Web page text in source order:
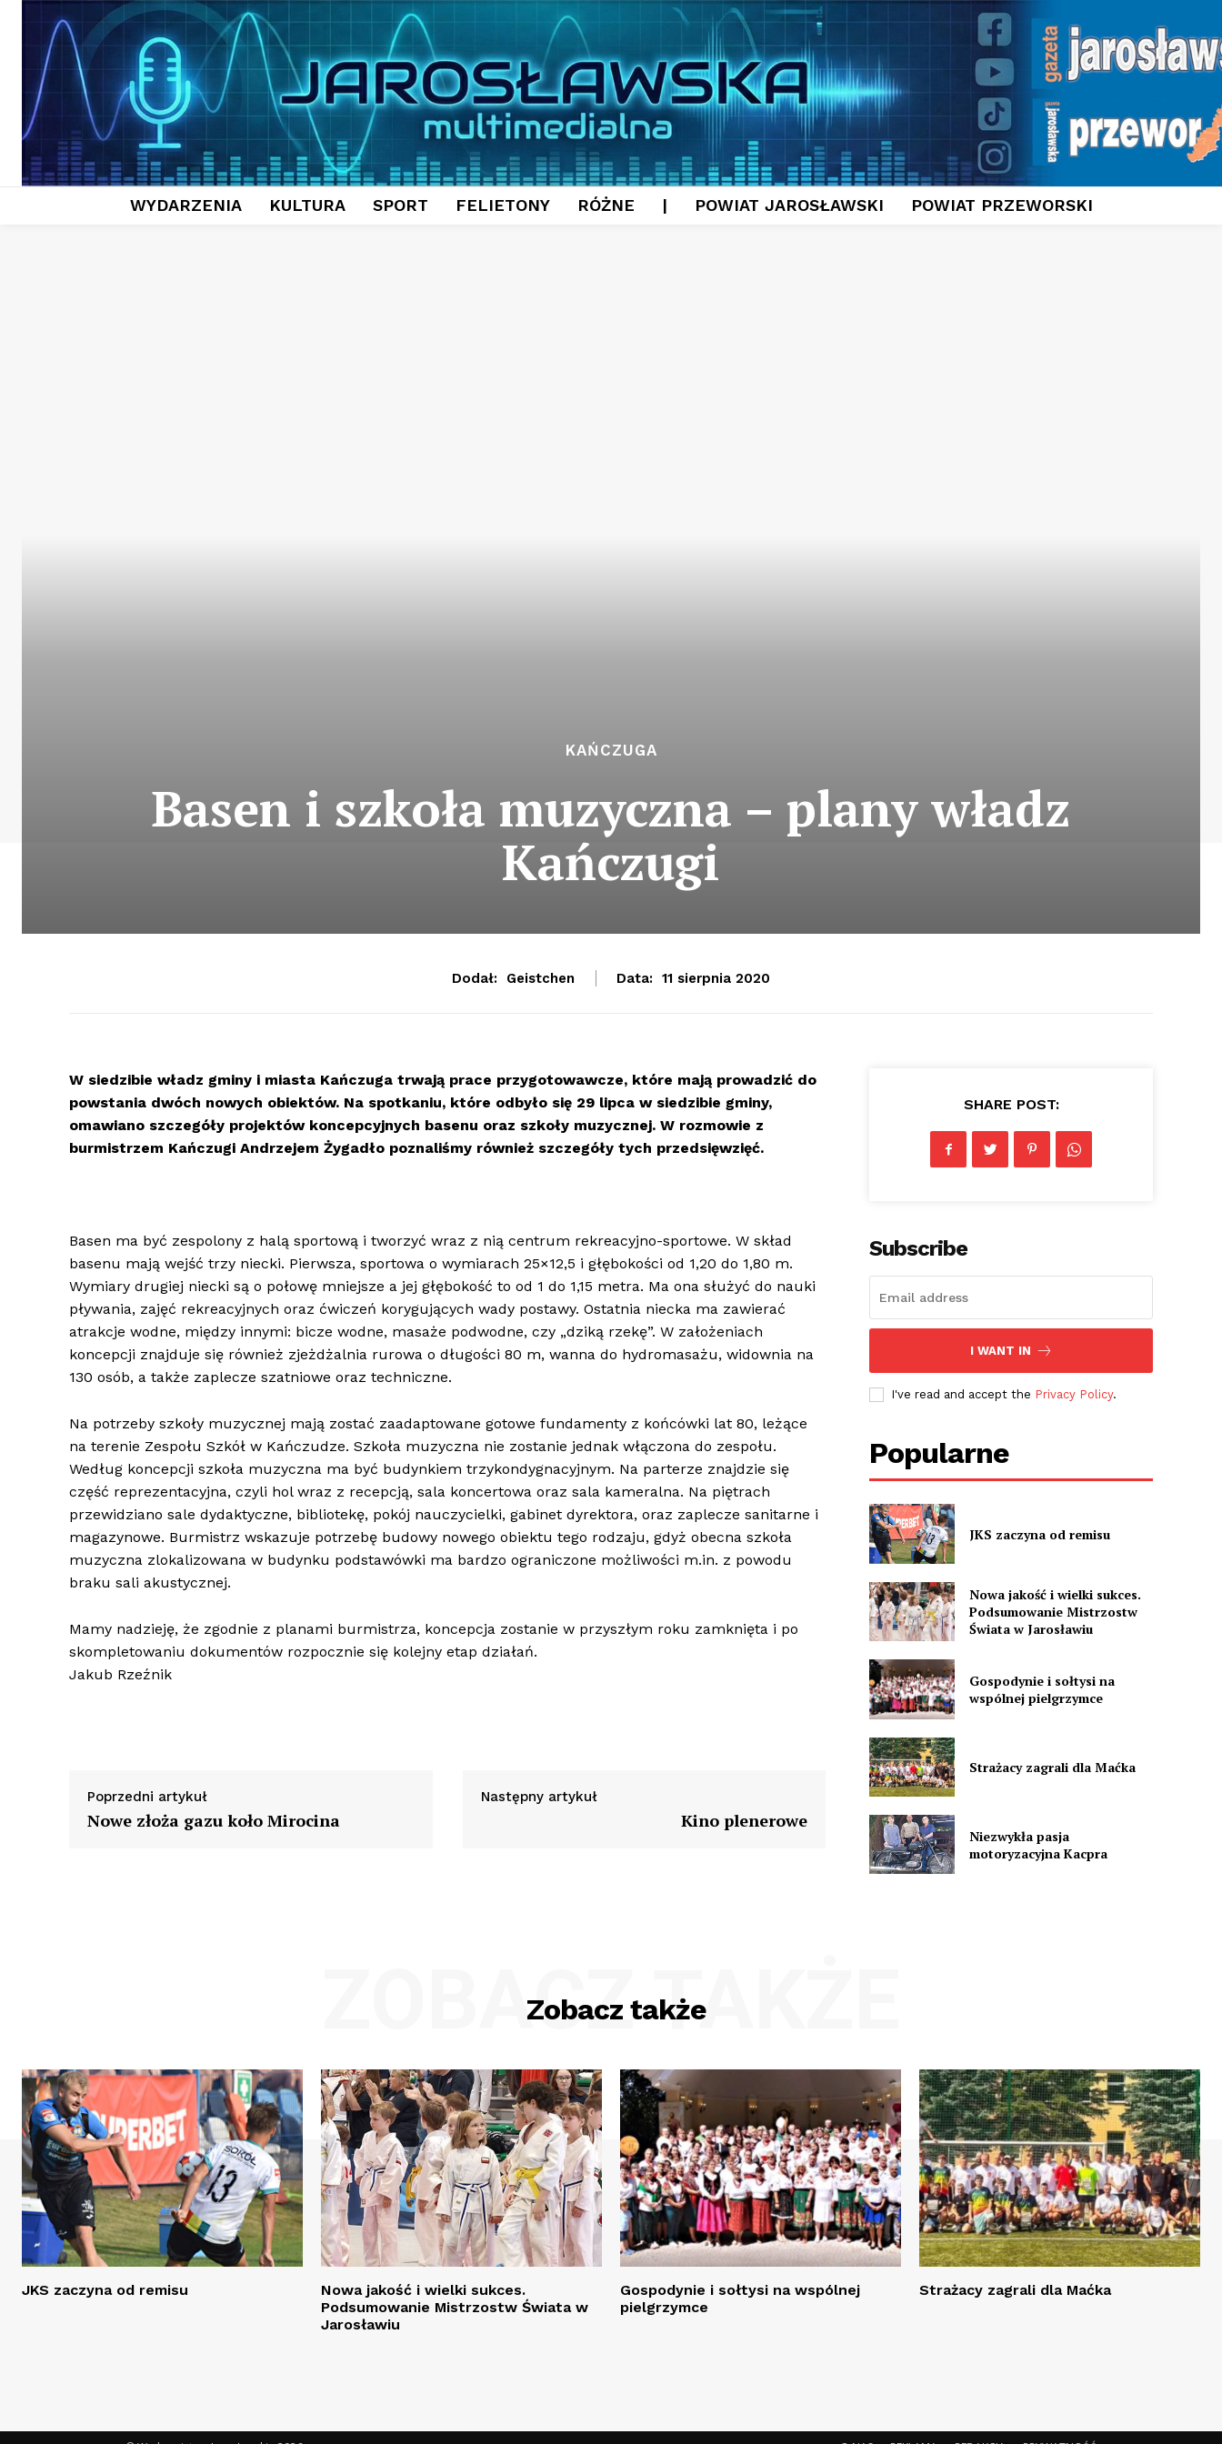
WYDARZENIA KULTURA SPORT FELIETONY RÓŻNE | POWIAT JAROSŁAWSKI POWIAT PRZEWORSKI
KAŃCZUGA
Basen i szkoła muzyczna – plany władz
Kańczugi
Dodał: Geistchen Data: 11 sierpnia 2020
W siedzibie władz gminy i miasta Kańczuga trwają prace przygotowawcze, które mają prowadzić do
powstania dwóch nowych obiektów. Na spotkaniu, które odbyło się 29 lipca w siedzibie gminy,
omawiano szczegóły projektów koncepcyjnych basenu oraz szkoły muzycznej. W rozmowie z
burmistrzem Kańczugi Andrzejem Żygadło poznaliśmy również szczegóły tych przedsięwzięć.
Basen ma być zespolony z halą sportową i tworzyć wraz z nią centrum rekreacyjno-sportowe. W skład
basenu mają wejść trzy niecki. Pierwsza, sportowa o wymiarach 25×12,5 i głębokości od 1,20 do 1,80 m.
Wymiary drugiej niecki są o połowę mniejsze a jej głębokość to od 1 do 1,15 metra. Ma ona służyć do nauki
pływania, zajęć rekreacyjnych oraz ćwiczeń korygujących wady postawy. Ostatnia niecka ma zawierać
atrakcje wodne, między innymi: bicze wodne, masaże podwodne, czy „dziką rzekę”. W założeniach
koncepcji znajduje się również zjeżdżalnia rurowa o długości 80 m, wanna do hydromasażu, widownia na
130 osób, a także zaplecze szatniowe oraz techniczne.
Na potrzeby szkoły muzycznej mają zostać zaadaptowane gotowe fundamenty z końcówki lat 80, leżące
na terenie Zespołu Szkół w Kańczudze. Szkoła muzyczna nie zostanie jednak włączona do zespołu.
Według koncepcji szkoła muzyczna ma być budynkiem trzykondygnacyjnym. Na parterze znajdzie się
część reprezentacyjna, czyli hol wraz z recepcją, sala koncertowa oraz sala kameralna. Na piętrach
przewidziano sale dydaktyczne, bibliotekę, pokój nauczycielki, gabinet dyrektora, oraz zaplecze sanitarne i
magazynowe. Burmistrz wskazuje potrzebę budowy nowego obiektu tego rodzaju, gdyż obecna szkoła
muzyczna zlokalizowana w budynku podstawówki ma bardzo ograniczone możliwości m.in. z powodu
braku sali akustycznej.
Mamy nadzieję, że zgodnie z planami burmistrza, koncepcja zostanie w przyszłym roku zamknięta i po
skompletowaniu dokumentów rozpocznie się kolejny etap działań.
Jakub Rzeźnik
Poprzedni artykuł
Nowe złoża gazu koło Mirocina
Następny artykuł
Kino plenerowe
SHARE POST:
Subscribe
I WANT IN
I've read and accept the Privacy Policy.
Popularne
JKS zaczyna od remisu
Nowa jakość i wielki sukces.
Podsumowanie Mistrzostw
Świata w Jarosławiu
Gospodynie i sołtysi na
wspólnej pielgrzymce
Strażacy zagrali dla Maćka
Niezwykła pasja
motoryzacyjna Kacpra
Zobacz także
ZOBACZ TAKŻE
JKS zaczyna od remisu
Nowa jakość i wielki sukces.
Podsumowanie Mistrzostw Świata w
Jarosławiu
Gospodynie i sołtysi na wspólnej
pielgrzymce
Strażacy zagrali dla Maćka